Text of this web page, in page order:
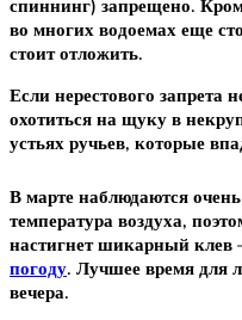
спиннинг) запрещено.
во многих водоемах еще
стоит отложить.
Если нерестового запрета
охотиться на щуку в
устьях ручьев, которые
В марте наблюдаются
температура воздуха,
настигнет шикарный клев
погоду. Лучшее время для
вечера.